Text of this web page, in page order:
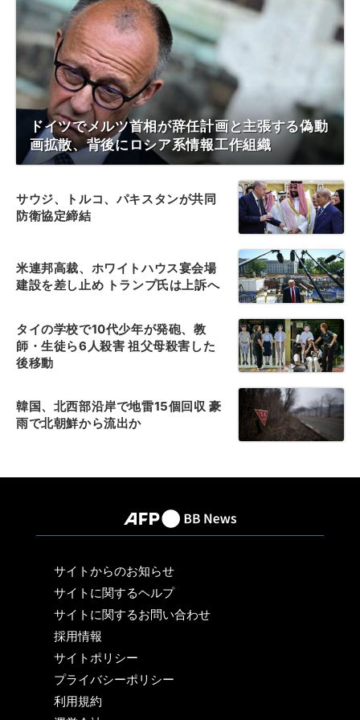
ドイツでメルツ首相が辞任計画と主張する偽動
画拡散、背後にロシア系情報工作組織
サウジ、トルコ、パキスタンが共同
防衛協定締結
米連邦高裁、ホワイトハウス宴会場
建設を差し止め トランプ氏は上訴へ
タイの学校で10代少年が発砲、教
師・生徒ら6人殺害 祖父母殺害した
後移動
韓国、北西部沿岸で地雷15個回収 豪
雨で北朝鮮から流出か
サイトからのお知らせ
サイトに関するヘルプ
サイトに関するお問い合わせ
採用情報
サイトポリシー
プライバシーポリシー
利用規約